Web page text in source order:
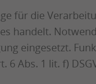
für die
handelt.
eingesetzt.
6 Abs. 1 lit. f)